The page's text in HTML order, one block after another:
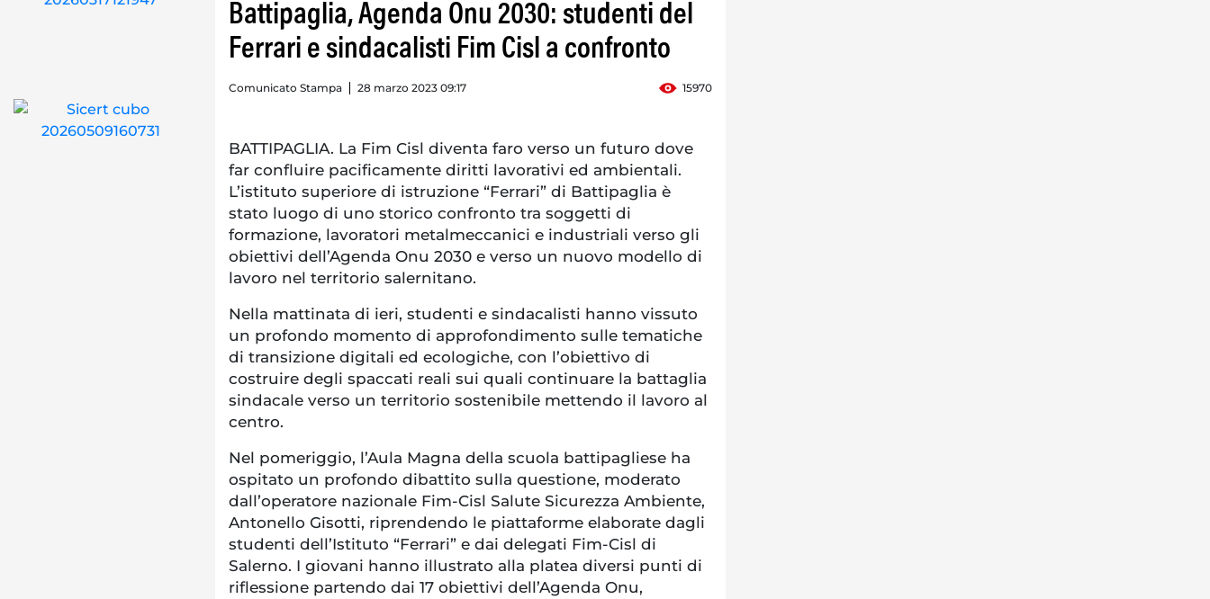
Battipaglia, Agenda Onu 2030: studenti del
Ferrari e sindacalisti Fim Cisl a confronto
Comunicato Stampa 28 marzo 2023 09:17 15970
BATTIPAGLIA. La Fim Cisl diventa faro verso un futuro dove
far confluire pacificamente diritti lavorativi ed ambientali.
L’istituto superiore di istruzione “Ferrari” di Battipaglia è
stato luogo di uno storico confronto tra soggetti di
formazione, lavoratori metalmeccanici e industriali verso gli
obiettivi dell’Agenda Onu 2030 e verso un nuovo modello di
lavoro nel territorio salernitano.
Nella mattinata di ieri, studenti e sindacalisti hanno vissuto
un profondo momento di approfondimento sulle tematiche
di transizione digitali ed ecologiche, con l’obiettivo di
costruire degli spaccati reali sui quali continuare la battaglia
sindacale verso un territorio sostenibile mettendo il lavoro al
centro.
Nel pomeriggio, l’Aula Magna della scuola battipagliese ha
ospitato un profondo dibattito sulla questione, moderato
dall’operatore nazionale Fim-Cisl Salute Sicurezza Ambiente,
Antonello Gisotti, riprendendo le piattaforme elaborate dagli
studenti dell’Istituto “Ferrari” e dai delegati Fim-Cisl di
Salerno. I giovani hanno illustrato alla platea diversi punti di
riflessione partendo dai 17 obiettivi dell’Agenda Onu,